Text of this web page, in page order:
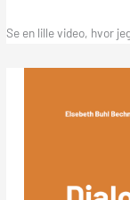
Se en lille video, hvor